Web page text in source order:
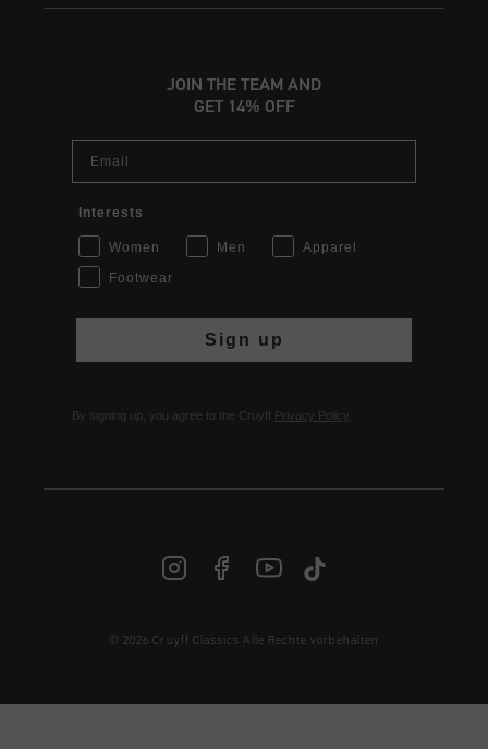
DE | € EUR
JOIN THE TEAM AND
GET 14% OFF
Interests
Women Men
Apparel
Footwear
Sign up
By signing up, you agree to the Cruyff Privacy Policy
© 2026 Cruyff Classics Alle Rechte vorbehalten